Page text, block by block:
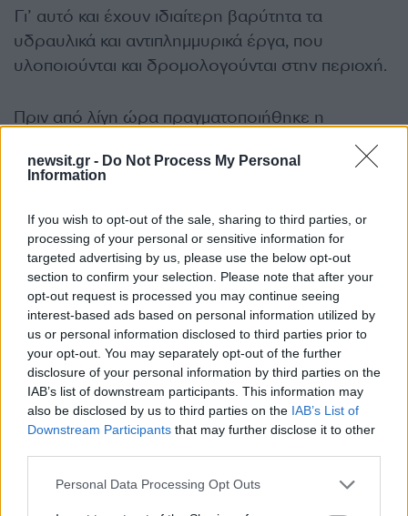
newsit.gr - Do Not Process My Personal
Information
If you wish to opt-out of the sale, sharing to third parties, or
processing of your personal or sensitive information for
targeted advertising by us, please use the below opt-out
section to confirm your selection. Please note that after your
opt-out request is processed you may continue seeing
interest-based ads based on personal information utilized by
us or personal information disclosed to third parties prior to
your opt-out. You may separately opt-out of the further
disclosure of your personal information by third parties on the
IAB’s list of downstream participants. This information may
also be disclosed by us to third parties on the IAB’s List of
Downstream Participants that may further disclose it to other
Please note that this website/app uses one or more Google
Personal Data Processing Opt Outs
Γι’ αυτό και έχουν ιδιαίτερη βαρύτητα τα
υδραυλικά και αντιπλημμυρικά έργα, που
υλοποιούνται και δρομολογούνται στην περιοχή.
Πριν από λίγη ώρα πραγματοποιήθηκε η
φράγματος στο ρέμα Πουρί, στην περιοχή του
Το έργο αποσκοπεί τόσο στην κάλυψη των
αναγκών άρδευσης της πεδιάδας Αγιάς –
Ανάβρας, έκτασης 13.650 στρεμμάτων, των
παρόχθιων περιοχών του
ρέματος και των παραλιακών περιοχών
Αγιόκαμπου, όσο και στη συνεισφορά νερού για
υδρευτικές και περιβαλλοντικές ανάγκες.